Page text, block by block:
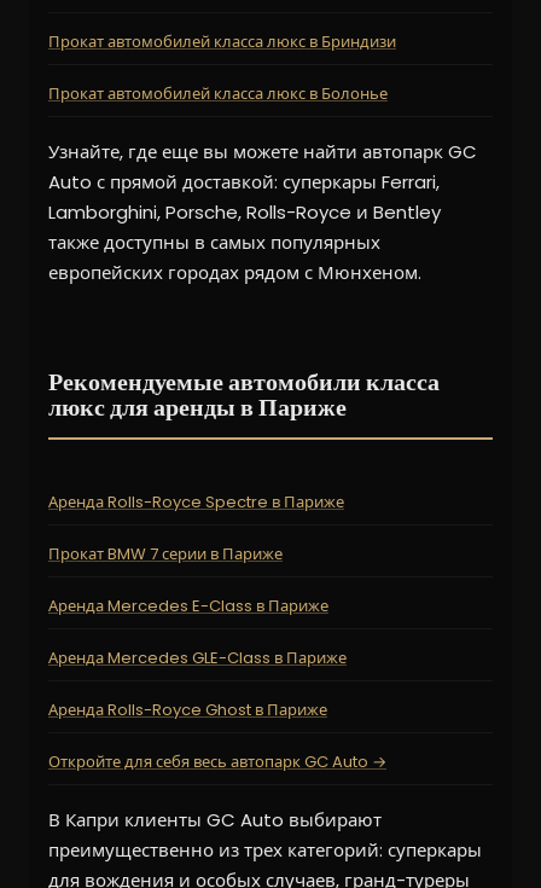
Прокат автомобилей класса люкс в Бриндизи
Прокат автомобилей класса люкс в Болонье
Узнайте, где еще вы можете найти автопарк GC
Auto с прямой доставкой: суперкары Ferrari,
Lamborghini, Porsche, Rolls-Royce и Bentley
также доступны в самых популярных
европейских городах рядом с Мюнхеном.
Рекомендуемые автомобили класса
люкс для аренды в Париже
Аренда Rolls-Royce Spectre в Париже
Прокат BMW 7 серии в Париже
Аренда Mercedes E-Class в Париже
Аренда Mercedes GLE-Class в Париже
Аренда Rolls-Royce Ghost в Париже
Откройте для себя весь автопарк GC Auto →
В Капри клиенты GC Auto выбирают
преимущественно из трех категорий: суперкары
для вождения и особых случаев, гранд-туреры